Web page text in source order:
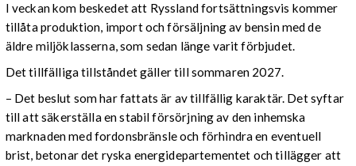
I veckan kom beskedet att Ryssland fortsättningsvis kommer
tillåta produktion, import och försäljning av bensin med de
äldre miljöklasserna, som sedan länge varit förbjudet.
Det tillfälliga tillståndet gäller till sommaren 2027.
– Det beslut som har fattats är av tillfällig karaktär. Det syftar
till att säkerställa en stabil försörjning av den inhemska
marknaden med fordonsbränsle och förhindra en eventuell
brist, betonar det ryska energidepartementet och tillägger att